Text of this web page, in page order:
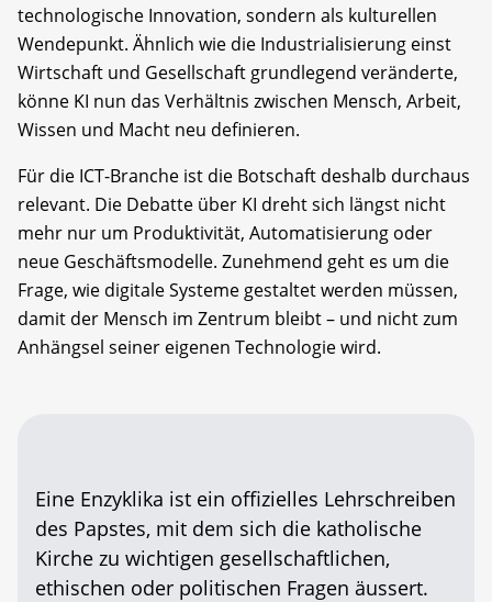
technologische Innovation, sondern als kulturellen
Wendepunkt. Ähnlich wie die Industrialisierung einst
Wirtschaft und Gesellschaft grundlegend veränderte,
könne KI nun das Verhältnis zwischen Mensch, Arbeit,
Wissen und Macht neu definieren.
Für die ICT-Branche ist die Botschaft deshalb durchaus
relevant. Die Debatte über KI dreht sich längst nicht
mehr nur um Produktivität, Automatisierung oder
neue Geschäftsmodelle. Zunehmend geht es um die
Frage, wie digitale Systeme gestaltet werden müssen,
damit der Mensch im Zentrum bleibt – und nicht zum
Anhängsel seiner eigenen Technologie wird.
Eine Enzyklika ist ein offizielles Lehrschreiben
des Papstes, mit dem sich die katholische
Kirche zu wichtigen gesellschaftlichen,
ethischen oder politischen Fragen äussert.